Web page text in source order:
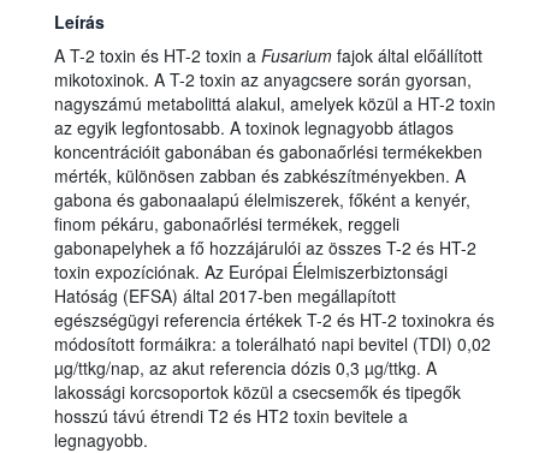
Leírás
A T-2 toxin és HT-2 toxin a Fusarium fajok által előállított
mikotoxinok. A T-2 toxin az anyagcsere során gyorsan,
nagyszámú metabolittá alakul, amelyek közül a HT-2 toxin
az egyik legfontosabb. A toxinok legnagyobb átlagos
koncentrációit gabonában és gabonaőrlési termékekben
mérték, különösen zabban és zabkészítményekben. A
gabona és gabonaalapú élelmiszerek, főként a kenyér,
finom pékáru, gabonaőrlési termékek, reggeli
gabonapelyhek a fő hozzájárulói az összes T-2 és HT-2
toxin expozíciónak. Az Európai Élelmiszerbiztonsági
Hatóság (EFSA) által 2017-ben megállapított
egészségügyi referencia értékek T-2 és HT-2 toxinokra és
módosított formáikra: a tolerálható napi bevitel (TDI) 0,02
µg/ttkg/nap, az akut referencia dózis 0,3 µg/ttkg. A
lakossági korcsoportok közül a csecsemők és tipegők
hosszú távú étrendi T2 és HT2 toxin bevitele a
legnagyobb.